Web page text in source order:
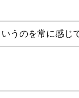
うのを常に感じ